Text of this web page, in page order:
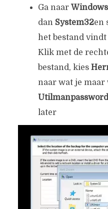
Ga naar Windows
dan System32en
het bestand
Klik met de
bestand, kies
naar wat je maar
Utilmanpassword
later